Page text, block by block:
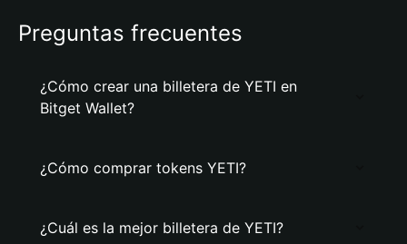
Preguntas frecuentes
¿Cómo crear una billetera de YETI en
Bitget Wallet?
¿Cómo comprar tokens YETI?
¿Cuál es la mejor billetera de YETI?